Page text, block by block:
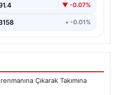
▼ -0.07%
• -0.01%
Çıkarak Takımına